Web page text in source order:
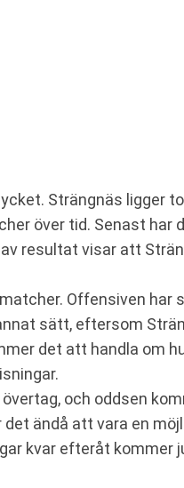
Strängnäs ligger
över tid. Senast har
resultat visar att
Offensiven har
sätt, eftersom
det att handla om
och oddsen
ändå att vara en
kvar efteråt